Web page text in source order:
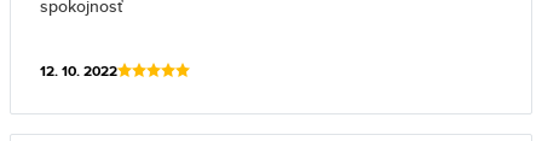
spokojnosť
12. 10. 2022